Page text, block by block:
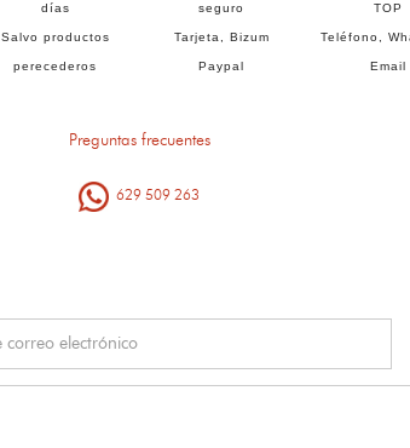
días
Salvo productos
perecederos
seguro
Tarjeta, Bizum
Paypal
TOP
Teléfono,
Email
Preguntas frecuentes
629 509 263